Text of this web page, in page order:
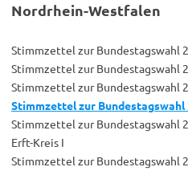
Nordrhein-Westfalen
Stimmzettel zur Bundestagswahl
Stimmzettel zur Bundestagswahl
Stimmzettel zur Bundestagswahl
Stimmzettel zur Bundestagswahl
Stimmzettel zur Bundestagswahl
Erft-Kreis I
Stimmzettel zur Bundestagswahl